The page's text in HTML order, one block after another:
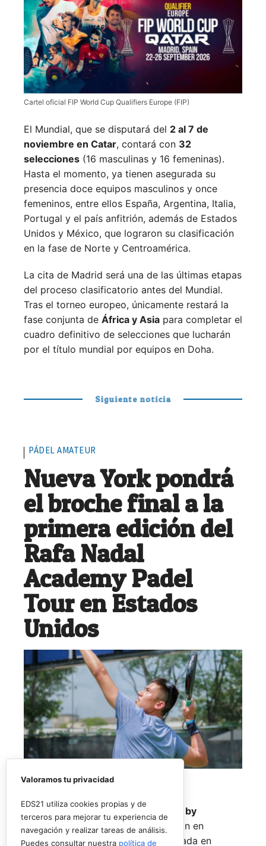
Cartel oficial FIP World Cup Qualifiers Europe (FIP)
El Mundial, que se disputará del 2 al 7 de
noviembre en Catar, contará con 32
selecciones (16 masculinas y 16 femeninas).
Hasta el momento, ya tienen asegurada su
presencia doce equipos masculinos y once
femeninos, entre ellos España, Argentina, Italia,
Portugal y el país anfitrión, además de Estados
Unidos y México, que lograron su clasificación
en la fase de Norte y Centroamérica.
La cita de Madrid será una de las últimas etapas
del proceso clasificatorio antes del Mundial.
Tras el torneo europeo, únicamente restará la
fase conjunta de África y Asia para completar el
cuadro definitivo de selecciones que lucharán
por el título mundial por equipos en Doha.
Siguiente noticia
PÁDEL AMATEUR
Nueva York pondrá
el broche final a la
primera edición del
Rafa Nadal
Academy Padel
Tour en Estados
Unidos
El Rafa Nadal Academy Padel Tour by
Playtomiccerrará su primera edición en
Estados Unidos con una última parada en
Valoramos tu privacidad
EDS21 utiliza cookies propias y de
terceros para mejorar tu experiencia de
navegación y realizar tareas de análisis.
Puedes consultar nuestra política de